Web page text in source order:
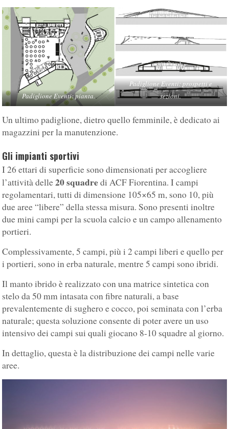
Padiglione Eventi: pianta.
Padiglione Eventi: prospetti e
sezioni.
Un ultimo padiglione, dietro quello femminile, è dedicato ai
magazzini per la manutenzione.
Gli impianti sportivi
I 26 ettari di superficie sono dimensionati per accogliere
l’attività delle20 squadredi ACF Fiorentina. I campi
regolamentari, tutti di dimensione 105×65 m, sono 10, più
due aree “libere” della stessa misura. Sono presenti inoltre
due mini campi per la scuola calcio e un campo allenamento
portieri.
Complessivamente, 5 campi, più i 2 campi liberi e quello per
i portieri, sono in erba naturale, mentre 5 campi sono ibridi.
Il manto ibrido è realizzato con una matrice sintetica con
stelo da 50 mm intasata con fibre naturali, a base
prevalentemente di sughero e cocco, poi seminata con l’erba
naturale; questa soluzione consente di poter avere un uso
intensivo dei campi sui quali giocano 8-10 squadre al giorno.
In dettaglio, questa è la distribuzione dei campi nelle varie
aree.